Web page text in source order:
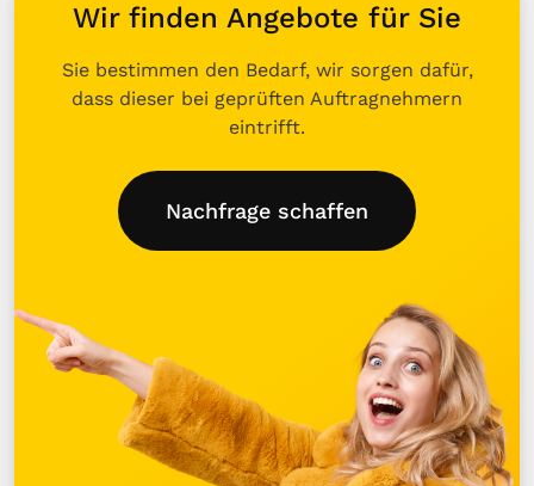
Wir finden Angebote für Sie
Sie bestimmen den Bedarf, wir sorgen dafür,
dass dieser bei geprüften Auftragnehmern
eintrifft.
Nachfrage schaffen